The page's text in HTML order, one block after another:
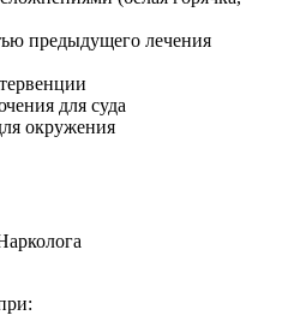
предыдущего лечения
для суда
окружения